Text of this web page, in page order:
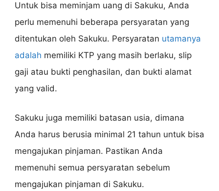
Untuk bisa meminjam uang di Sakuku, Anda
perlu memenuhi beberapa persyaratan yang
ditentukan oleh Sakuku. Persyaratan utamanya
adalah memiliki KTP yang masih berlaku, slip
gaji atau bukti penghasilan, dan bukti alamat
yang valid.
Sakuku juga memiliki batasan usia, dimana
Anda harus berusia minimal 21 tahun untuk bisa
mengajukan pinjaman. Pastikan Anda
memenuhi semua persyaratan sebelum
mengajukan pinjaman di Sakuku.